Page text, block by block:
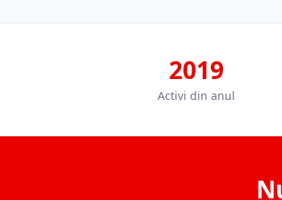
2019
Activi din anul